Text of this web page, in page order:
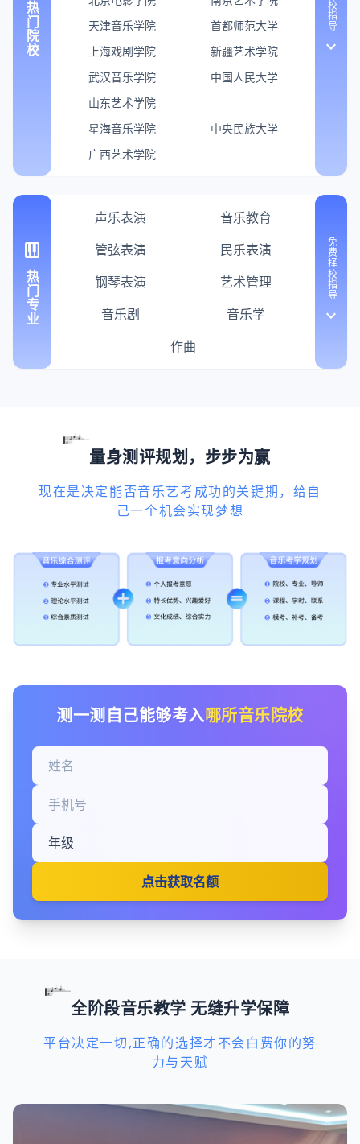
热门院校
天津音乐学院
首都师范大学
上海戏剧学院
新疆艺术学院
武汉音乐学院
中国人民大学
山东艺术学院
星海音乐学院
中央民族大学
广西艺术学院
keyboard_arrow_down
piano
热门专业
声乐表演
音乐教育
管弦表演
民乐表演
钢琴表演
艺术管理
音乐剧
音乐学
作曲
免费择校指导
keyboard_arrow_down
量身测评规划，步步为赢
现在是决定能否音乐艺考成功的关键期，给自
己一个机会实现梦想
测一测自己能够考入哪所音乐院校
点击获取名额
全阶段音乐教学 无缝升学保障
平台决定一切,正确的选择才不会白费你的努
力与天赋